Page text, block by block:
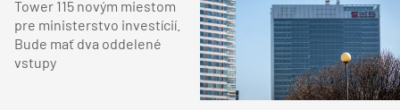
Tower 115 novým miestom
pre ministerstvo investícií.
Bude mať dva oddelené
vstupy